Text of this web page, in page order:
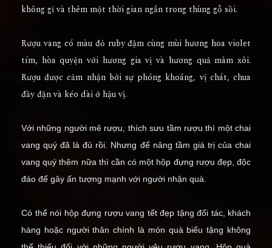
không gỉ và thêm một thời gian ngắn trong thùng gỗ sồi.
Rượu vang có màu đỏ ruby đậm cùng mùi hương hoa violet
tím, hòa quyện với hương gia vị và hương quả mâm xôi.
Rượu được cảm nhận bởi sự phóng khoáng, vị chát, chua
đầy đặn và kéo dài ở hậu vị.
Với những người mê rượu, thích sưu tầm rượu thì một chai
vang quý đã là đủ rồi. Nhưng để nâng tầm giá trị của chai
vang quý thêm nữa thì cần có một hộp đựng rượu đẹp, độc
đáo để gây ấn tượng mạnh với người nhận quà.
Có thể nói hộp đựng rượu vang tết đẹp tặng đối tác, khách
hàng hoặc người thân chính là món quà biếu tặng không